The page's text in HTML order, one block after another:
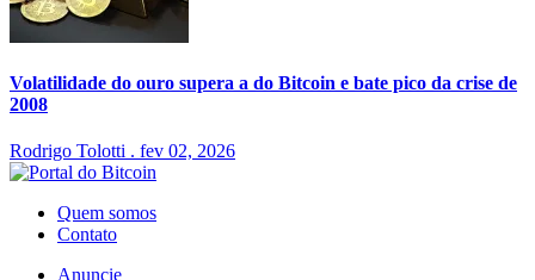
Volatilidade do ouro supera a do Bitcoin e bate pico da crise de
2008
Rodrigo Tolotti . fev 02, 2026
Quem somos
Contato
Anuncie